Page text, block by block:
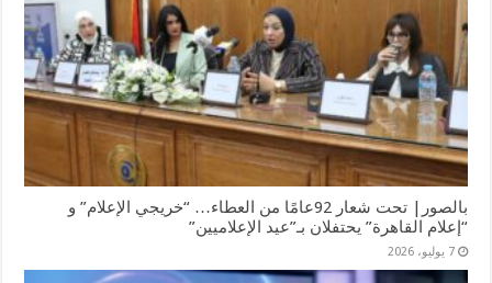
بالصور| تحت شعار 92عامًا من العطاء… “خريجي الإعلام” و
“إعلام القاهرة” يحتفلان بـ”عيد الإعلاميين”
7 يوليو، 2026